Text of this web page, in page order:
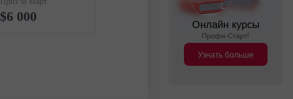
$6 000 Онлайн курсы
Профи-Старт!
Узнать больше